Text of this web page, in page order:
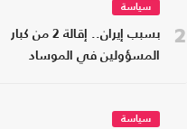
2
سياسة
بسبب إيران.. إقالة 2 من كبار
المسؤولين في الموساد
سياسة